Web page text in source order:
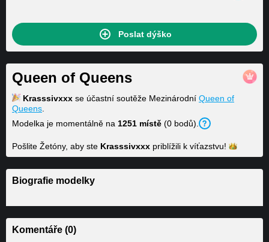
Poslat dýško
Queen of Queens
Krasssivxxx se účastní soutěže Mezinárodní Queen of
Queens
Modelka je momentálně na 1251 místě (0 bodů).
Pošlite Žetóny, aby ste Krasssivxxx priblížili k víťazstvu!
Biografie modelky
Komentáře (0)